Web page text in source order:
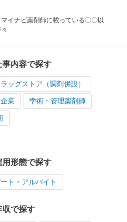
イナビ薬剤師に載っている〇〇以
内容で探す
ラッグストア（調剤併設）
業 学術・管理薬剤師
形態で探す
ト・アルバイト
収で探す